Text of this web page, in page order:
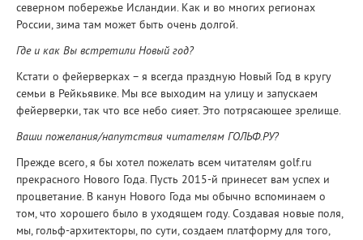
северном побережье Исландии. Как и во многих регионах
России, зима там может быть очень долгой.
Где и как Вы встретили Новый год?
Кстати о фейерверках – я всегда праздную Новый Год в кругу
семьи в Рейкьявике. Мы все выходим на улицу и запускаем
фейерверки, так что все небо сияет. Это потрясающее зрелище.
Ваши пожелания/напутствия читателям ГОЛЬФ.РУ?
Прежде всего, я бы хотел пожелать всем читателям golf.ru
прекрасного Нового Года. Пусть 2015-й принесет вам успех и
процветание. В канун Нового Года мы обычно вспоминаем о
том, что хорошего было в уходящем году. Создавая новые поля,
мы, гольф-архитекторы, по сути, создаем платформу для того,